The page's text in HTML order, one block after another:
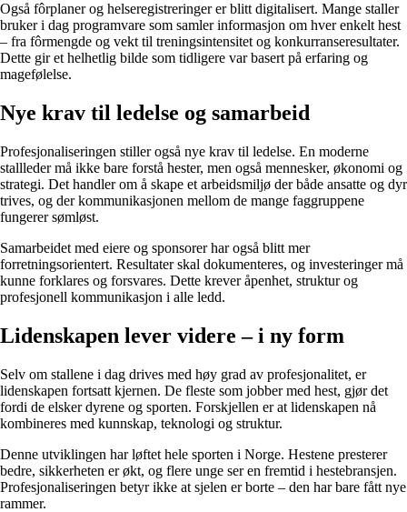
Også fôrplaner og helseregistreringer er blitt digitalisert. Mange staller
bruker i dag programvare som samler informasjon om hver enkelt hest
– fra fôrmengde og vekt til treningsintensitet og konkurranseresultater.
Dette gir et helhetlig bilde som tidligere var basert på erfaring og
magefølelse.
Nye krav til ledelse og samarbeid
Profesjonaliseringen stiller også nye krav til ledelse. En moderne
stallleder må ikke bare forstå hester, men også mennesker, økonomi og
strategi. Det handler om å skape et arbeidsmiljø der både ansatte og dyr
trives, og der kommunikasjonen mellom de mange faggruppene
fungerer sømløst.
Samarbeidet med eiere og sponsorer har også blitt mer
forretningsorientert. Resultater skal dokumenteres, og investeringer må
kunne forklares og forsvares. Dette krever åpenhet, struktur og
profesjonell kommunikasjon i alle ledd.
Lidenskapen lever videre – i ny form
Selv om stallene i dag drives med høy grad av profesjonalitet, er
lidenskapen fortsatt kjernen. De fleste som jobber med hest, gjør det
fordi de elsker dyrene og sporten. Forskjellen er at lidenskapen nå
kombineres med kunnskap, teknologi og struktur.
Denne utviklingen har løftet hele sporten i Norge. Hestene presterer
bedre, sikkerheten er økt, og flere unge ser en fremtid i hestebransjen.
Profesjonaliseringen betyr ikke at sjelen er borte – den har bare fått nye
rammer.